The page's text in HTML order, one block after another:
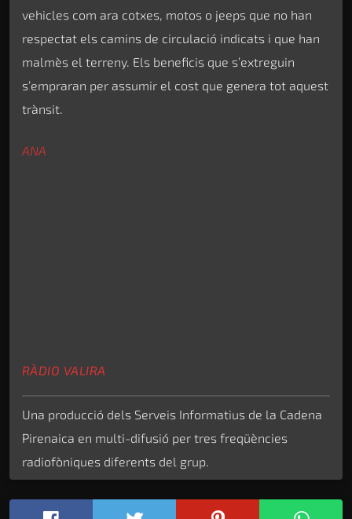
vehicles com ara cotxes, motos o jeeps que no han
respectat els camins de circulació indicats i que han
malmès el terreny. Els beneficis que s’extreguin
s’empraran per assumir el cost que genera tot aquest
trànsit.
ANA
RÀDIO VALIRA
Una producció dels Serveis Informatius de la Cadena
Pirenaica en multi-difusió per tres freqüències
radiofòniques diferents del grup.